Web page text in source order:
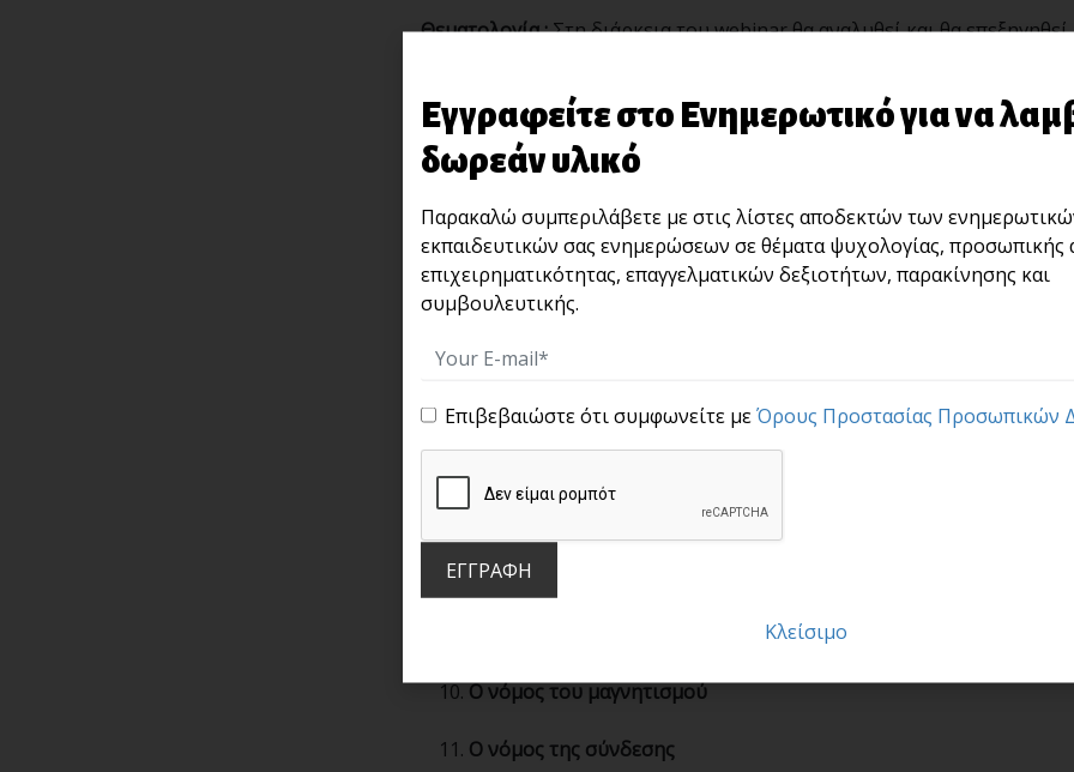
Θεματολογία :Στη διάρκεια του webinar θα αναλυθεί και θα
Ο νόμος του «καπακιού»
Ο νόμος της επιρροής
Ο νόμος της διαδικασίας
Ο νόμος της πλοήγησης
Ο νόμος τουE
Ο νόμος του στέρεου εδάφους
Ο νόμος του σεβασμού
Ο νόμος του μαγνητισμού
Ο νόμος της σύνδεσης
Εγγραφείτε στο Ενημερωτικό για να
δωρεάν υλικό
Παρακαλώ συμπεριλάβετε με στις λίστες αποδεκτών των
εκπαιδευτικών σας ενημερώσεων σε θέματα ψυχολογίας, προσωπικής
επιχειρηματικότητας, επαγγελματικών δεξιοτήτων, παρακίνησης και
συμβουλευτικής.
Επιβεβαιώστε ότι συμφωνείτε μεΌρους Προστασίας Προσωπικών
ΕΓΓΡΑΦΗ
Κλείσιμο